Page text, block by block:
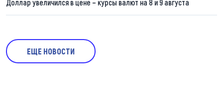
Доллар увеличился в цене – курсы валют на 8 и 9 августа
ЕЩЕ НОВОСТИ